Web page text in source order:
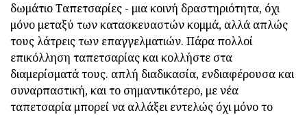
δωμάτιο Ταπετσαρίες - μια κοινή δραστηριότητα, όχι
μόνο μεταξύ των κατασκευαστών κομμά, αλλά απλώς
τους λάτρεις των επαγγελματιών. Πάρα πολλοί
επικόλληση ταπετσαρίας και κολλήστε στα
διαμερίσματά τους. απλή διαδικασία, ενδιαφέρουσα και
συναρπαστική, και το σημαντικότερο, με νέα
ταπετσαρία μπορεί να αλλάξει εντελώς όχι μόνο το